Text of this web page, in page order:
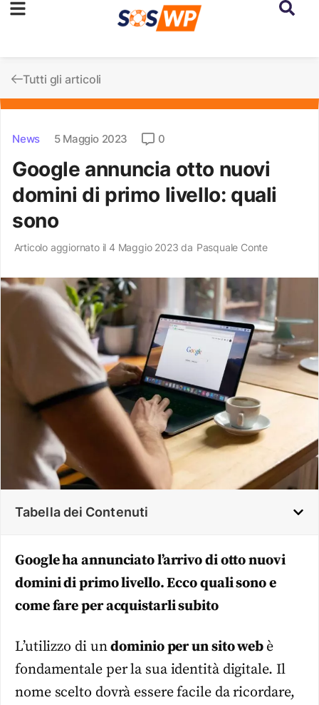
Tutti gli articoli
News 5 Maggio 2023 0
Google annuncia otto nuovi
domini di primo livello: quali
sono
Articolo aggiornato il 4 Maggio 2023 da Pasquale Conte
Tabella dei Contenuti
Google ha annunciato l’arrivo di otto nuovi
domini di primo livello. Ecco quali sono e
come fare per acquistarli subito
L’utilizzo di undominio per un sito web è
fondamentale per la sua identità digitale. Il
nome scelto dovrà essere facile da ricordare,